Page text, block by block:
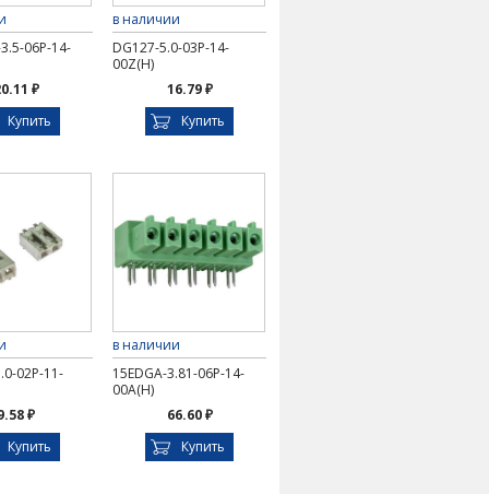
06P-14-
₽
Купить
в наличии
DG127-5.0-03P-14-
00Z(H)
16.79 ₽
Купить
02P-11-
₽
Купить
в наличии
15EDGA-3.81-06P-14-
00A(H)
66.60 ₽
Купить